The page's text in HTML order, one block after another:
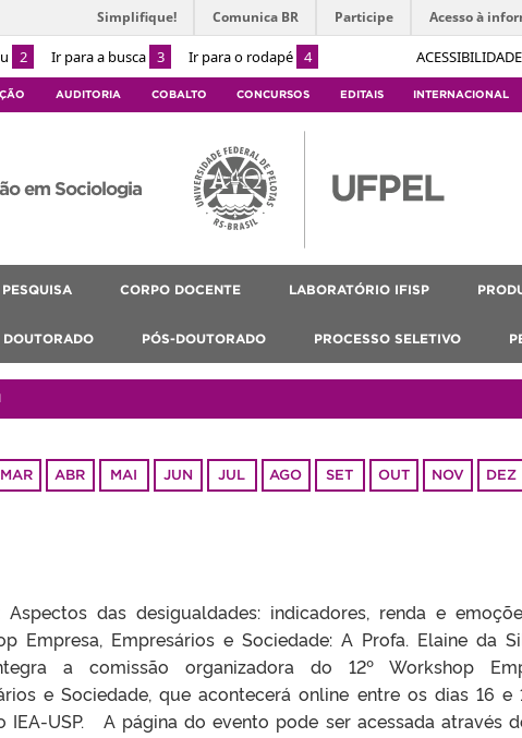
2 Ir para a busca 3 Ir para o rodapé 4 ACESSIBILIDADE
Simplifique! Comunica BR Participe Acesso à
AUDITORIA COBALTO CONCURSOS EDITAIS INTERNACIONAL
em Sociologia
CORPO DOCENTE LABORATÓRIO IFISP
DOUTORADO PÓS-DOUTORADO PROCESSO SELETIVO
MAR ABR MAI JUN JUL AGO SET OUT NOV DEZ
Aspectos das desigualdades: indicadores, renda e
Empresa, Empresários e Sociedade: A Profa. Elaine da
a comissão organizadora do 12º Workshop
e Sociedade, que acontecerá online entre os dias 16 e
IEA-USP. A página do evento pode ser acessada através